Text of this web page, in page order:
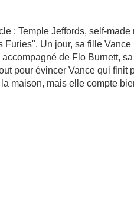
: Temple Jeffords, self-
Furies". Un jour, sa fille
de Flo Burnett,
pour évincer Vance qui finit
maison, mais elle compte